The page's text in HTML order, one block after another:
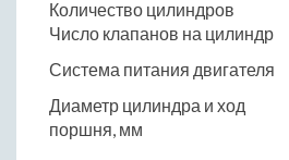
Количество цилиндров
Число клапанов на цилиндр
Система питания двигателя
Диаметр цилиндра и ход
поршня, мм